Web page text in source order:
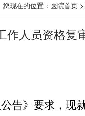
您现在的位置： 医院首页 >
作人员资格复
告》要求，现